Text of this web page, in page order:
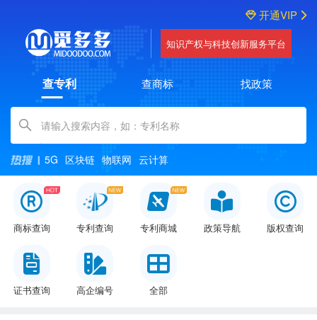
开通VIP
知识产权与科技创新服务平台
查专利 查商标 找政策
Amount (in dollars)
5G 区块链 物联网 云计算
商标查询 专利查询 专利商城 政策导航 版权查询
证书查询 高企编号 全部